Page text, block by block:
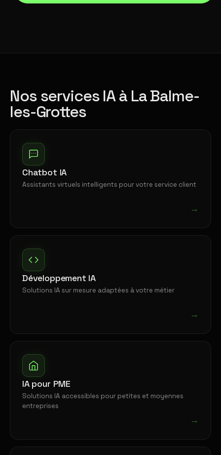
Nos services IA à La Balme-
les-Grottes
Chatbot IA
Assistants virtuels intelligents pour votre service client
→
Développement IA
Solutions IA sur mesure adaptées à votre métier
→
IA pour PME
Solutions IA accessibles pour petites et moyennes
entreprises
→